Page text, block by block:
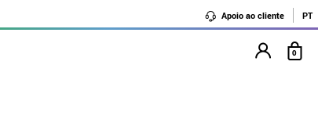
Apoio ao cliente PT
0